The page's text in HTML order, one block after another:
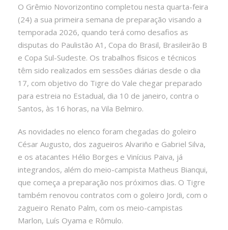
O Grêmio Novorizontino completou nesta quarta-feira
(24) a sua primeira semana de preparação visando a
temporada 2026, quando terá como desafios as
disputas do Paulistão A1, Copa do Brasil, Brasileirão B
e Copa Sul-Sudeste. Os trabalhos físicos e técnicos
têm sido realizados em sessões diárias desde o dia
17, com objetivo do Tigre do Vale chegar preparado
para estreia no Estadual, dia 10 de janeiro, contra o
Santos, às 16 horas, na Vila Belmiro.
As novidades no elenco foram chegadas do goleiro
César Augusto, dos zagueiros Alvariño e Gabriel Silva,
e os atacantes Hélio Borges e Vinícius Paiva, já
integrandos, além do meio-campista Matheus Bianqui,
que começa a preparação nos próximos dias. O Tigre
também renovou contratos com o goleiro Jordi, com o
zagueiro Renato Palm, com os meio-campistas
Marlon, Luís Oyama e Rômulo.